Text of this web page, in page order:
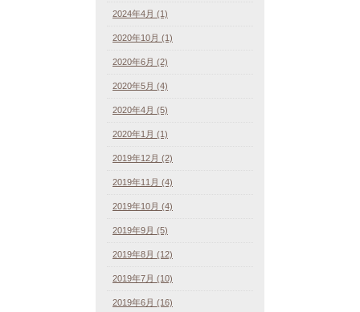
2024年4月 (1)
2020年10月 (1)
2020年6月 (2)
2020年5月 (4)
2020年4月 (5)
2020年1月 (1)
2019年12月 (2)
2019年11月 (4)
2019年10月 (4)
2019年9月 (5)
2019年8月 (12)
2019年7月 (10)
2019年6月 (16)